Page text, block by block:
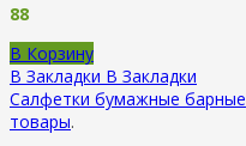
88
В Корзину
В Закладки В Закладки
Салфетки бумажные барные
товары.